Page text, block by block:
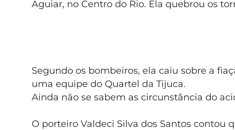
Aguiar, no Centro do Rio. Ela quebrou os
Segundo os bombeiros, ela caiu sobre a
uma equipe do Quartel da Tijuca.
Ainda não se sabem as circunstância do
O porteiro Valdeci Silva dos Santos contou